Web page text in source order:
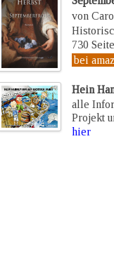
von
730
bei
Hein
alle
Projekt
hier